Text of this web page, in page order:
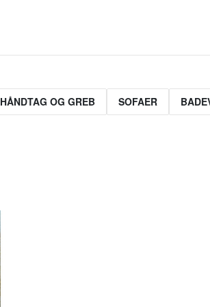
HÅNDTAG OG GREB SOFAER